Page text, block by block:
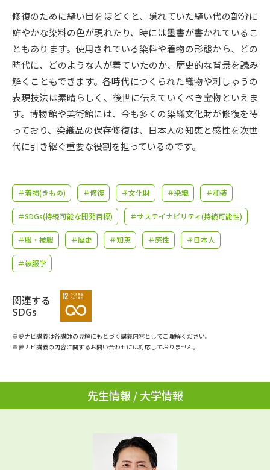
併願校選び 受験スケジュールを立てよう
先輩が入学を決めた理由 テレメール全国一斉進学調査
新生活お役立ちガイド
学問発見 学問検索
学問のミニ講義「夢ナビ講義」 学問分野解説
学問の教科書 夢ナビライブ
Ｑ＆Ａ よくあるご質問
お支払いについて
受付内容・発送状況の確認
テレメール進学カタログ
訂正のご案内
修復のために縫い目をほどくと、隠れていた縫い代の部分に
鮮やかな染料の色が現れたり、時には墨書が書かれているこ
ともあります。使用されている染料や着物の形態から、どの
時代に、どのような人が着ていたのか、歴史的な背景を読み
解くこともできます。各時代につくられた織物や刺しゅうの
表現技法は素晴らしく、後世に伝えていくべき宝物といえま
す。博物館や美術館には、今も多くの染織文化財が修復を待
っており、染織品の保存修復は、日本人の知恵と感性を次世
代に引き継ぐ重要な役割を担っているのです。
＃着物(きもの) ＃修復 ＃文化財 ＃染織 ＃和装
＃SDGs(持続可能な開発目標) ＃サステイナビリティ(持続可能性)
＃服・被服 ＃歴史 ＃知恵 ＃感性 ＃日本人
＃被服学
関連する
SDGs
※夢ナビ講義は各講師の見解にもとづく講義内容としてご理解ください。
※夢ナビ講義の内容に関するお問い合わせには対応しておりません。
先生情報 / 大学情報